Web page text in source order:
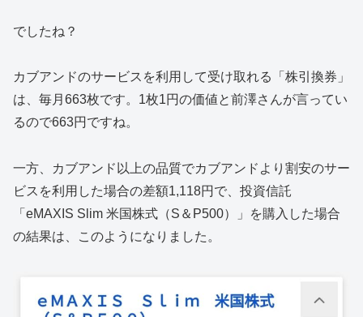
でしたね？
カブアンドのサービスを利用して受け取れる「株引換券」
は、毎月663枚です。1枚1円の価値と前澤さんが言ってい
るので663円ですね。
一方、カブアンド以上の品質でカブアンドより割安のサー
ビスを利用した場合の差額1,118円で、投資信託
「eMAXIS Slim 米国株式（S＆P500）」を購入した場合
の結果は、このようになりました。